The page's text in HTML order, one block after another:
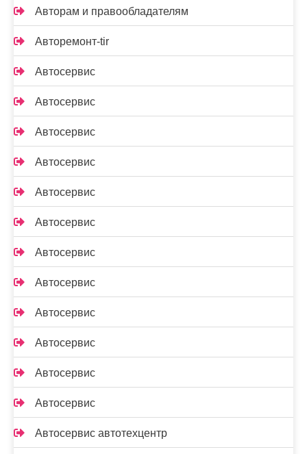
Авторам и правообладателям
Авторемонт-tir
Автосервис
Автосервис
Автосервис
Автосервис
Автосервис
Автосервис
Автосервис
Автосервис
Автосервис
Автосервис
Автосервис
Автосервис
Автосервис автотехцентр